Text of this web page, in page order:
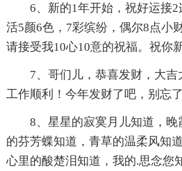
6、新的1年开始，祝好运接
活5颜6色，7彩缤纷，偶尔8点小
请接受我10心10意的祝福。祝你
7、哥们儿，恭喜发财，大吉
工作顺利！今年发财了吧，别忘
8、星星的寂寞月儿知道，
的芬芳蝶知道，青草的温柔风知
心里的酸楚泪知道，我的.思念您